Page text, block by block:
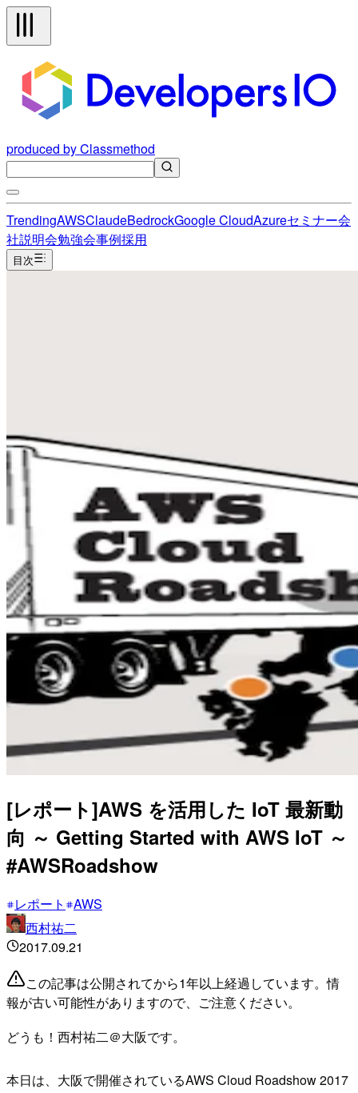
produced by Classmethod
TrendingAWSClaudeBedrockGoogle CloudAzureセミナー会
社説明会勉強会事例採用
目次
[レポート]AWS を活用した IoT 最新動
向 ～ Getting Started with AWS IoT ～
#AWSRoadshow
レポート
AWS
西村祐二
2017.09.21
この記事は公開されてから1年以上経過しています。情
報が古い可能性がありますので、ご注意ください。
どうも！西村祐二＠大阪です。
本日は、大阪で開催されているAWS Cloud Roadshow 2017